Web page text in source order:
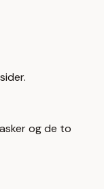
og de to